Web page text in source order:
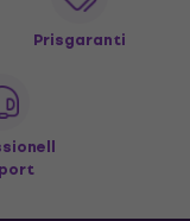
Prisgaranti